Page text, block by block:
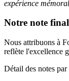
expérience
Notre note
Nous attribuons à
reflète l'excellence
Détail des notes par